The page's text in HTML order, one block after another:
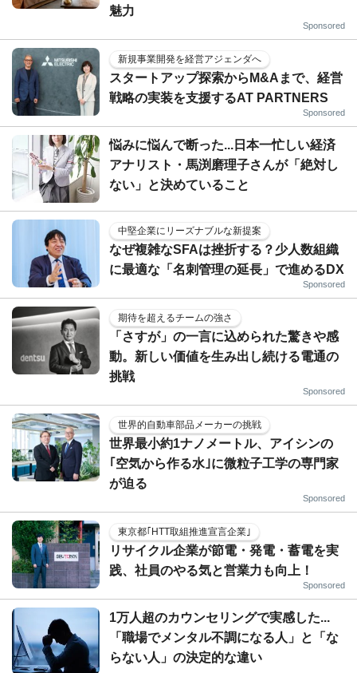
魅力
Sponsored
新規事業開発を経営アジェンダへ
スタートアップ探索からM&Aまで、経営
戦略の実装を支援するAT PARTNERS
Sponsored
悩みに悩んで断った...日本一忙しい経済
アナリスト・馬渕磨理子さんが「絶対し
ない」と決めていること
中堅企業にリーズナブルな新提案
なぜ複雑なSFAは挫折する？少人数組織
に最適な「名刺管理の延長」で進めるDX
Sponsored
期待を超えるチームの強さ
「さすが」の一言に込められた驚きや感
動。新しい価値を生み出し続ける電通の
挑戦
Sponsored
世界的自動車部品メーカーの挑戦
世界最小約1ナノメートル、アイシンの
｢空気から作る水｣に微粒子工学の専門家
が迫る
Sponsored
東京都｢HTT取組推進宣言企業｣
リサイクル企業が節電・発電・蓄電を実
践、社員のやる気と営業力も向上！
Sponsored
1万人超のカウンセリングで実感した...
「職場でメンタル不調になる人」と「な
らない人」の決定的な違い